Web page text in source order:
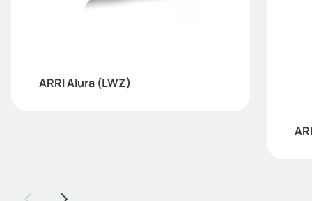
ARRI Alura (LWZ)